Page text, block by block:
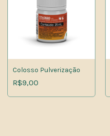
Colosso Pulverização
R$9,00